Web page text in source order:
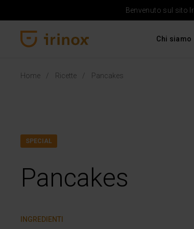
Benvenuto sul sito
Chi siamo
Home Ricette Pancakes
SPECIAL
Pancakes
INGREDIENTI